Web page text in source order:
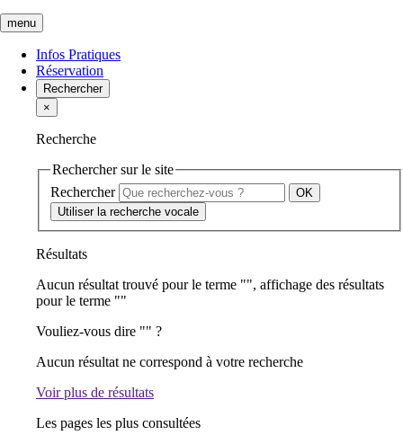
menu
Infos Pratiques
Réservation
Rechercher
×
Recherche
Rechercher sur le site
Rechercher
Utiliser la recherche vocale
Résultats
Aucun résultat trouvé pour le terme "", affichage des résultats
pour le terme ""
Vouliez-vous dire "" ?
Aucun résultat ne correspond à votre recherche
Voir plus de résultats
Les pages les plus consultées